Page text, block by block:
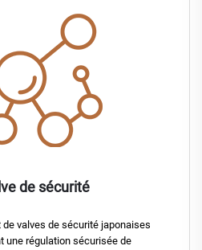
de sécurité
valves de sécurité japonaises
une régulation sécurisée de